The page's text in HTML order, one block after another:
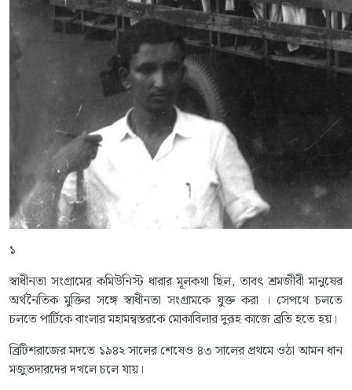
১
স্বাধীনতা সংগ্রামের কমিউনিস্ট ধারার মূলকথা ছিল, তাবৎ শ্রমজীবী মানুষের
অর্থনৈতিক মুক্তির সঙ্গে স্বাধীনতা সংগ্রামকে যুক্ত করা । সেপথে চলতে
চলতে পার্টিকে বাংলার মহামন্বস্তরকে মোকাবিলার দুরূহ কাজে ব্রতি হতে হয়।
ব্রিটিশরাজের মদতে ১৯৪২ সালের শেষেও ৪৩ সালের প্রথমে ওঠা আমন ধান
মজুতদারদের দখলে চলে যায়।